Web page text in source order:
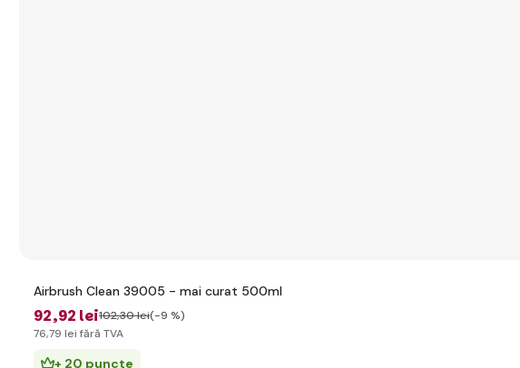
Airbrush Clean 39005 - mai curat 500ml
92,92 lei102,30 lei(-9 %)
76,79 lei fără TVA
+ 20 puncte